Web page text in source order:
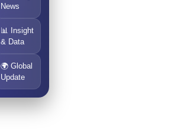
News
📊 Insight
& Data
🌍 Global
Update